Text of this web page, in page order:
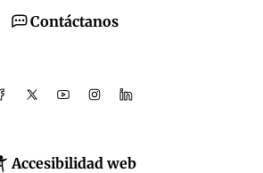
Contáctanos
Accesibilidad web